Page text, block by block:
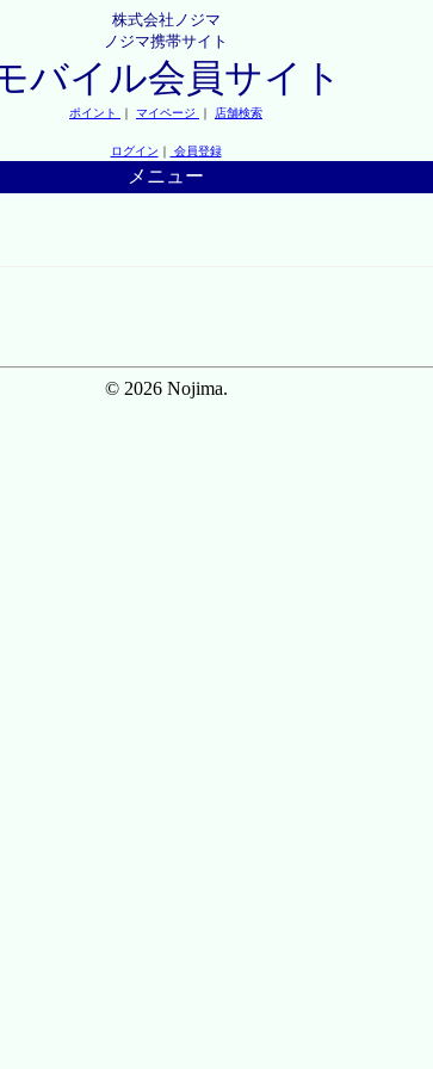
株式会社ノジマ
ノジマ携帯サイト
バイル会員サイト
ポイント ｜ マイページ ｜ 店舗検索
ログイン ｜ 会員登録
メニュー
© 2026 Nojima.